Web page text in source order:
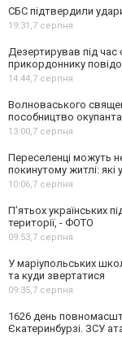
СБС підтвердили
19:31,7 серпня
Дезертирував під
прикордоннику
14:44,7 серпня
Волноваського
пособництво
13:00,7 серпня
Переселенці можуть
покинутому житлі: які
10:06,7 серпня
П’ятьох українських
території, - ФОТО
09:53,7 серпня
У маріупольських
та куди звертатися
09:35,7 серпня
1626 день
Єкатеринбурзі. ЗСУ